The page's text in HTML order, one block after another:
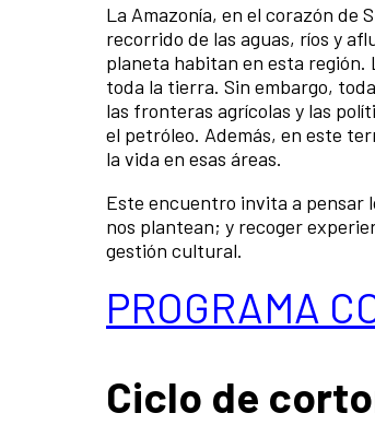
La Amazonía, en el corazón de
recorrido de las aguas, ríos y
planeta habitan en esta región.
toda la tierra. Sin embargo,
las fronteras agrícolas y las
el petróleo. Además, en este
la vida en esas áreas.
Este encuentro invita a pensar
nos plantean; y recoger
gestión cultural.
PROGRAMA
Ciclo de